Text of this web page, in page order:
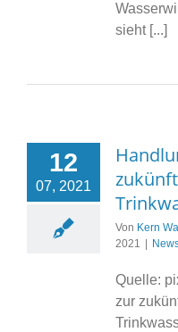
sieht [...]
12
07, 2021
Von Kern
2021
Quelle:
zur